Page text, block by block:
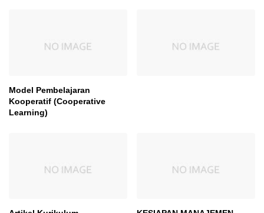
Model Pembelajaran
Kooperatif (Cooperative
Learning)